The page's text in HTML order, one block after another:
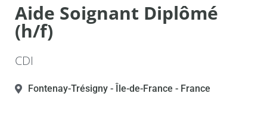
Aide Soignant Diplômé
(h/f)
CDI
Fontenay-Trésigny - Île-de-France - France